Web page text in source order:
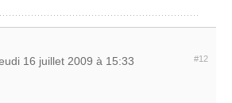
16 juillet 2009 à 15:33 #12